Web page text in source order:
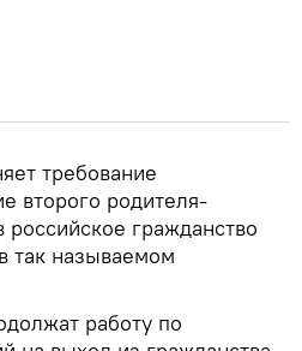
требование
второго родителя-
гражданство
так называемом
работу по